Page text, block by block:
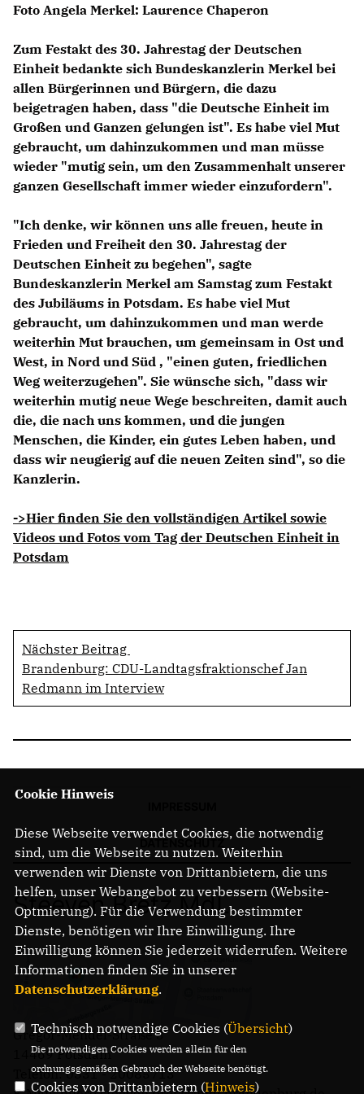
Foto Angela Merkel: Laurence Chaperon
Zum Festakt des 30. Jahrestag der Deutschen
Einheit bedankte sich Bundeskanzlerin Merkel bei
allen Bürgerinnen und Bürgern, die dazu
beigetragen haben, dass "die Deutsche Einheit im
Großen und Ganzen gelungen ist". Es habe viel Mut
gebraucht, um dahinzukommen und man müsse
wieder "mutig sein, um den Zusammenhalt unserer
ganzen Gesellschaft immer wieder einzufordern".
"Ich denke, wir können uns alle freuen, heute in
Frieden und Freiheit den 30. Jahrestag der
Deutschen Einheit zu begehen", sagte
Bundeskanzlerin Merkel am Samstag zum Festakt
des Jubiläums in Potsdam. Es habe viel Mut
gebraucht, um dahinzukommen und man werde
weiterhin Mut brauchen, um gemeinsam in Ost und
West, in Nord und Süd , "einen guten, friedlichen
Weg weiterzugehen". Sie wünsche sich, "dass wir
weiterhin mutig neue Wege beschreiten, damit auch
die, die nach uns kommen, und die jungen
Menschen, die Kinder, ein gutes Leben haben, und
dass wir neugierig auf die neuen Zeiten sind", so die
Kanzlerin.
->Hier finden Sie den vollständigen Artikel sowie
Videos und Fotos vom Tag der Deutschen Einheit in
Potsdam
Nächster Beitrag
Brandenburg: CDU-Landtagsfraktionschef Jan
Redmann im Interview
Steeven Bretz MdL
Gregor-Mendel-Straße 3
14469 Potsdam
Telefon: 0331 - 20085713
Cookie Hinweis
Diese Webseite verwendet Cookies, die notwendig
sind, um die Webseite zu nutzen. Weiterhin
verwenden wir Dienste von Drittanbietern, die uns
helfen, unser Webangebot zu verbessern (Website-
Optmierung). Für die Verwendung bestimmter
Dienste, benötigen wir Ihre Einwilligung. Ihre
Einwilligung können Sie jederzeit widerrufen. Weitere
Informationen finden Sie in unserer
Datenschutzerklärung.
Technisch notwendige Cookies (Übersicht)
Die notwendigen Cookies werden allein für den
ordnungsgemäßen Gebrauch der Webseite benötigt.
Cookies von Drittanbietern (Hinweis)